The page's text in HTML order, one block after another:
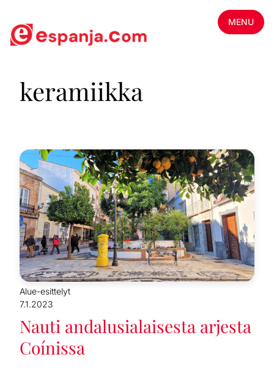
MENU
keramiikka
Alue-esittelyt
7.1.2023
Nauti andalusialaisesta arjesta
Coínissa